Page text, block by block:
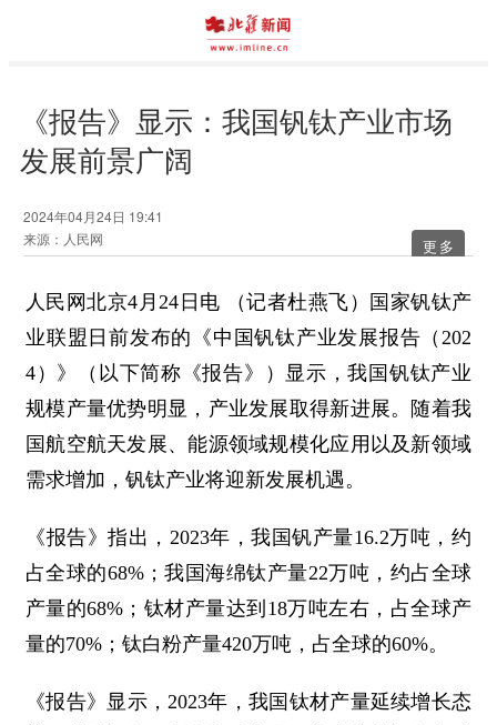
《报告》显示：我国钒钛产业市场
发展前景广阔
2024年04月24日 19:41
来源：人民网
更多
人民网北京4月24日电 （记者杜燕飞）国家钒钛产
业联盟日前发布的《中国钒钛产业发展报告（202
4）》（以下简称《报告》）显示，我国钒钛产业
规模产量优势明显，产业发展取得新进展。随着我
国航空航天发展、能源领域规模化应用以及新领域
需求增加，钒钛产业将迎新发展机遇。
《报告》指出，2023年，我国钒产量16.2万吨，约
占全球的68%；我国海绵钛产量22万吨，约占全球
产量的68%；钛材产量达到18万吨左右，占全球产
量的70%；钛白粉产量420万吨，占全球的60%。
《报告》显示，2023年，我国钛材产量延续增长态